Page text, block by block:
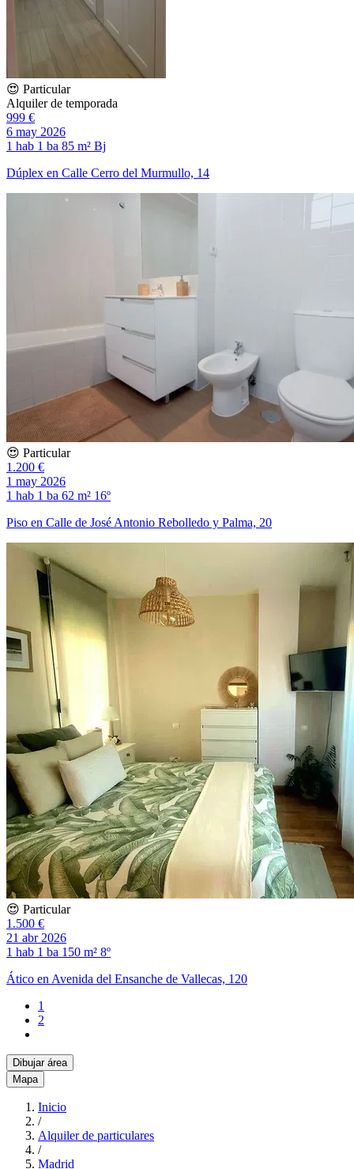
😍 Particular
Alquiler de temporada
999 €
6 may 2026
1 hab 1 ba 85 m² Bj
Dúplex en Calle Cerro del Murmullo, 14
😍 Particular
1.200 €
1 may 2026
1 hab 1 ba 62 m² 16º
Piso en Calle de José Antonio Rebolledo y Palma, 20
😍 Particular
1.500 €
21 abr 2026
1 hab 1 ba 150 m² 8º
Ático en Avenida del Ensanche de Vallecas, 120
1
2
Dibujar área
Mapa
Inicio
/
Alquiler de particulares
/
Madrid